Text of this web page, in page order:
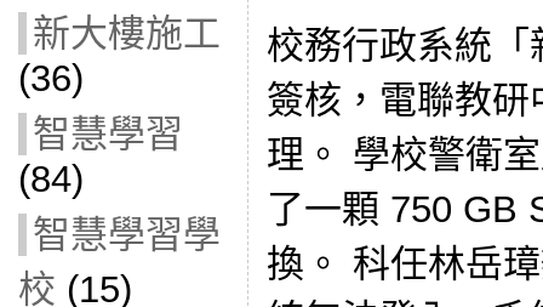
新大樓施工
(36)
智慧學習
(84)
智慧學習學
校 (15)
校務行政系統
簽核，電聯教
理。 學校警衛
了一顆 750 GB
換。 科任林岳